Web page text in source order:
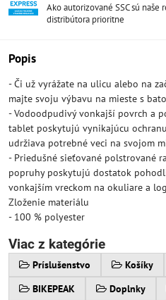
Ako autorizované SSC sú naše
distribútora prioritne
Popis
- Či už vyrážate na ulicu alebo na
majte svoju výbavu na mieste s
- Vodoodpudivý vonkajší povrch a
tablet poskytujú vynikajúcu
udržiava potrebné veci na svojom
- Priedušné sieťované polstrované
popruhy poskytujú dostatok
vonkajším vreckom na okuliare a
Zloženie materiálu
- 100 % polyester
Viac z kategórie
Príslušenstvo Košíky
BIKEPEAK
Doplnky